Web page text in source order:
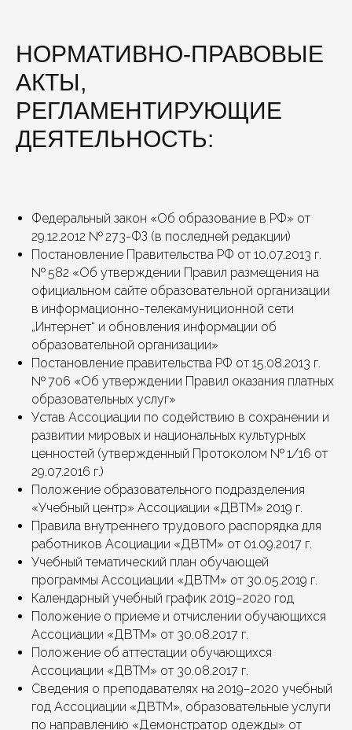
НОРМАТИВНО-ПРАВОВЫЕ
АКТЫ,
РЕГЛАМЕНТИРУЮЩИЕ
ДЕЯТЕЛЬНОСТЬ:
Федеральный закон «Об образование в РФ» от
29.12.2012 № 273-ФЗ (в последней редакции)
Постановление Правительства РФ от 10.07.2013 г.
№ 582 «Об утверждении Правил размещения на
официальном сайте образовательной организации
в информационно-телекамуниционной сети
„Интернет“ и обновления информации об
образовательной организации»
Постановление правительства РФ от 15.08.2013 г.
№ 706 «Об утверждении Правил оказания платных
образовательных услуг»
Устав Ассоциации по содействию в сохранении и
развитии мировых и национальных культурных
ценностей (утвержденный Протоколом № 1/16 от
29.07.2016 г.)
Положение образовательного подразделения
«Учебный центр» Ассоциации «ДВТМ» 2019 г.
Правила внутреннего трудового распорядка для
работников Асоциации «ДВТМ» от 01.09.2017 г.
Учебный тематический план обучающей
программы Ассоциации «ДВТМ» от 30.05.2019 г.
Календарный учебный график 2019−2020 год
Положение о приеме и отчислении обучающихся
Ассоциации «ДВТМ» от 30.08.2017 г.
Положение об аттестации обучающихся
Ассоциации «ДВТМ» от 30.08.2017 г.
Сведения о преподавателях на 2019−2020 учебный
год Ассоциации «ДВТМ», образовательные услуги
по направлению «Демонстратор одежды» от
ЕСЛИ У ВАС ЕСТЬ ВОПРОСЫ ПО КАКОМУ-ЛИБО
КУРСУ, ИЛИ ВЫ ХОТИТЕ ЗАПИСАТЬСЯ НА
ПРОБНОЕ ЗАНЯТИЕ, ОСТАВЬТЕ СВОИ КОНТАКТЫ.
НАШ МЕНЕДЖЕР СВЯЖЕТСЯ С ВАМИ
В БЛИЖАЙШЕЕ ВРЕМЯ И ПРОКОНСУЛЬТИРУЕТ
Ваше имя
Ваш e-mail
Я согласен(а) на обработку моих
персональных данных и ознакомлен(а) с
политикой конфиденциальности
ОТПРАВИТЬ ЗАЯВКУ НА
КОНСУЛЬТАЦИЮ